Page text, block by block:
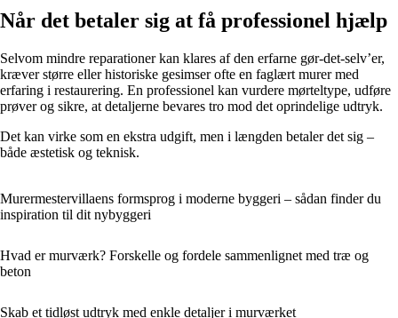
Når det betaler sig at få professionel hjælp
Selvom mindre reparationer kan klares af den erfarne gør-det-selv’er,
kræver større eller historiske gesimser ofte en faglært murer med
erfaring i restaurering. En professionel kan vurdere mørteltype, udføre
prøver og sikre, at detaljerne bevares tro mod det oprindelige udtryk.
Det kan virke som en ekstra udgift, men i længden betaler det sig –
både æstetisk og teknisk.
Murermestervillaens formsprog i moderne byggeri – sådan finder du
inspiration til dit nybyggeri
Hvad er murværk? Forskelle og fordele sammenlignet med træ og
beton
Skab et tidløst udtryk med enkle detaljer i murværket